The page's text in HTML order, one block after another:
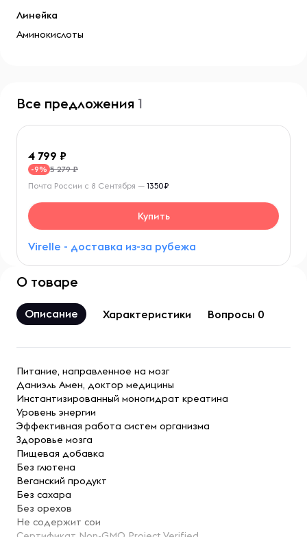
Линейка
Аминокислоты
Все предложения 1
4 799
-9% 5 279 ₽
Virelle - доставка из-за рубежа
Почта России с 8 Сентября — 1350₽
Купить
О товаре
Описание Характеристики Вопросы 0
Питание, направленное на мозг
Даниэль Амен, доктор медицины
Инстантизированный моногидрат креатина
Уровень энергии
Эффективная работа систем организма
Здоровье мозга
Пищевая добавка
Без глютена
Веганский продукт
Без сахара
Без орехов
Не содержит сои